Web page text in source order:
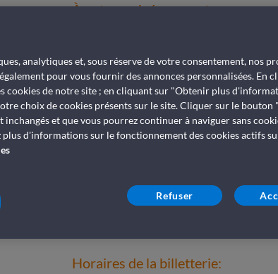
À votre arrivée au port
Idans tous les ports où elle est
ses bureaux et son personnel.
Adresse et heures d'ouverture
Adresse du port : Varco Vespucci
bookcivitavecchia@gnv.it
Horaires de la billetterie:
analytiques et, sous réserve de votre consentement, nos
pour vous fournir des annonces personnalisées. En
cookies de notre site ; en cliquant sur "Obtenir plus
choix de cookies présents sur le site. Cliquer sur le bouton
et que vous pourrez continuer à naviguer sans
plus d'informations sur le fonctionnement des cookies actifs
Refuser